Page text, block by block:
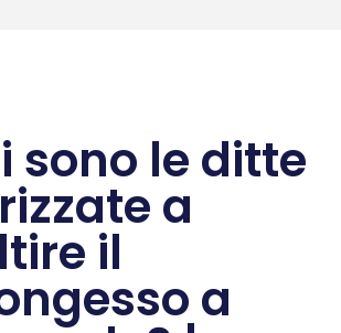
sono le ditte
a
il
a